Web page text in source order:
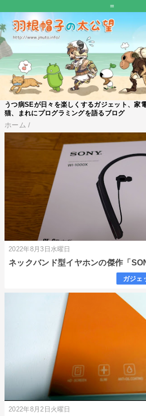
=
うつ病SEが日々を楽しくするガジェット、家
猫、まれにプログラミングを語るブログ
ホーム /
2022年8月3日水曜日
ネックバンド型イヤホンの傑作「
ガジェ
2022年8月2日火曜日